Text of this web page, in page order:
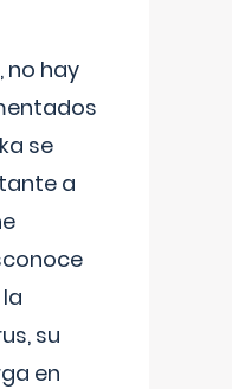
no hay
se
a
su
en